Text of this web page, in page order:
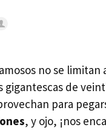
no se limitan
gigantescas de
para
, y ojo, ¡nos